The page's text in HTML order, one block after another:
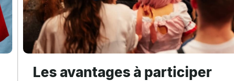
Les avantages à participer